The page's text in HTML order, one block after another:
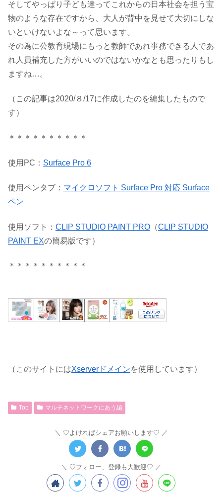
そしてやっぱり子ども達ってこれからの日本社会を担う宝
物のような存在ですから、大人が背中を見せて大切にしな
いといけないよな～って思います。
その為に公教育現場にもっと教師であれ事務できる人であ
れ人員補充した方がいいのではないかなとも思ったりもし
ますね…。
（この記事は2020/８/17に作成したのを編集したもので
す）
＊＊＊＊＊＊＊＊＊＊
使用PC： Surface Pro 6
使用ペンタブ： マイクロソフト Surface Pro 対応 Surface
ペン
使用ソフト： CLIP STUDIO PAINT PRO （CLIP STUDIO
PAINT EXの簡易版です）
＊＊＊＊＊＊＊＊＊＊
（このサイトにはXserverドメインを使用しています）
Top マルチネットワークにあう編
♡よければシェアお願いします♡
♡フォロー、登録も大歓迎♡